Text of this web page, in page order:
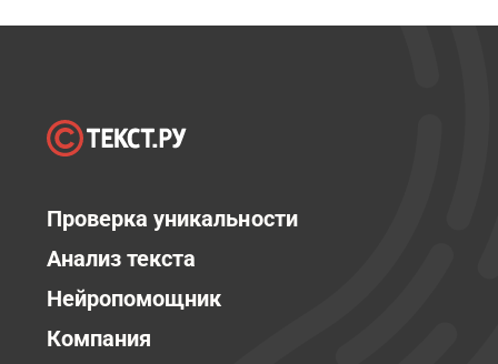
Проверка уникальности
Анализ текста
Нейропомощник
Компания